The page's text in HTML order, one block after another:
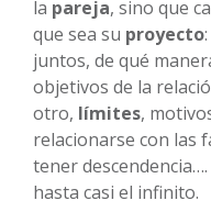
la pareja, sino que
que sea su proyecto
juntos, de qué
objetivos de la
otro, límites,
relacionarse con las
tener
hasta casi el infinito.